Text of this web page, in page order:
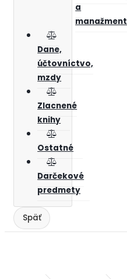
a
manažment
Dane,
účtovníctvo,
mzdy
Zlacnené
knihy
Ostatné
Darčekové
predmety